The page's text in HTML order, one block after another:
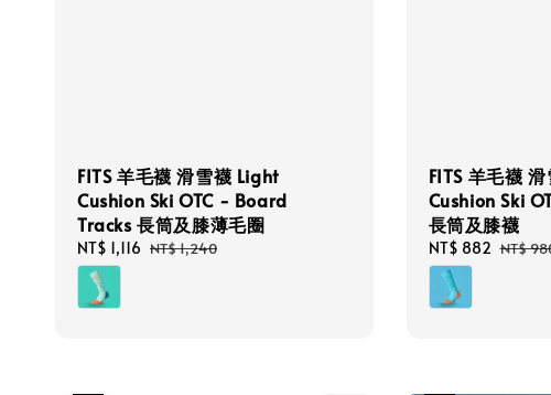
FITS 羊毛襪 滑雪襪 Light
Cushion Ski OTC - Board
Tracks 長筒及膝薄毛圈
Sale
price
NT$ 1,116 Regular
NT$ 1,240
FITS 羊毛襪
Cushion Ski
長筒及膝襪
Sale
price
NT$ 882 NT$